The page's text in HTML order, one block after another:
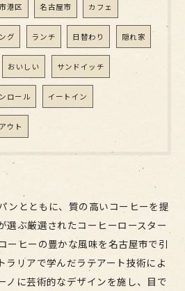
港区 名古屋市 カフェ
グ ランチ 日替わり 隠れ家
おいしい サンドイッチ
ロール イートイン
ウト
ンとともに、質の高いコーヒーを提
選ぶ厳選されたコーヒーロースター
ーヒーの豊かな風味を名古屋市で引
ラリアで学んだラテアート技術によ
ノに芸術的なデザインを施し、目で